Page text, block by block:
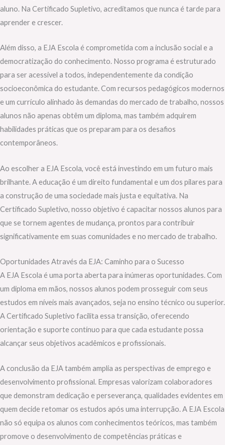
aluno. Na Certificado Supletivo, acreditamos que nunca é tarde para
aprender e crescer.
Além disso, a EJA Escola é comprometida com a inclusão social e a
democratização do conhecimento. Nosso programa é estruturado
para ser acessível a todos, independentemente da condição
socioeconômica do estudante. Com recursos pedagógicos modernos
e um currículo alinhado às demandas do mercado de trabalho, nossos
alunos não apenas obtêm um diploma, mas também adquirem
habilidades práticas que os preparam para os desafios
contemporâneos.
Ao escolher a EJA Escola, você está investindo em um futuro mais
brilhante. A educação é um direito fundamental e um dos pilares para
a construção de uma sociedade mais justa e equitativa. Na
Certificado Supletivo, nosso objetivo é capacitar nossos alunos para
que se tornem agentes de mudança, prontos para contribuir
significativamente em suas comunidades e no mercado de trabalho.
Oportunidades Através da EJA: Caminho para o Sucesso
A EJA Escola é uma porta aberta para inúmeras oportunidades. Com
um diploma em mãos, nossos alunos podem prosseguir com seus
estudos em níveis mais avançados, seja no ensino técnico ou superior.
A Certificado Supletivo facilita essa transição, oferecendo
orientação e suporte contínuo para que cada estudante possa
alcançar seus objetivos acadêmicos e profissionais.
A conclusão da EJA também amplia as perspectivas de emprego e
desenvolvimento profissional. Empresas valorizam colaboradores
que demonstram dedicação e perseverança, qualidades evidentes em
quem decide retomar os estudos após uma interrupção. A EJA Escola
não só equipa os alunos com conhecimentos teóricos, mas também
promove o desenvolvimento de competências práticas e